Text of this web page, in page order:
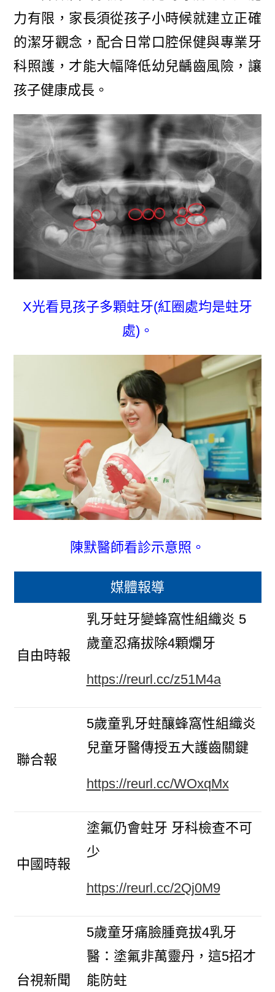
力有限，家長須從孩子小時候就建立正確
的潔牙觀念，配合日常口腔保健與專業牙
科照護，才能大幅降低幼兒齲齒風險，讓
孩子健康成長。
X光看見孩子多顆蛀牙(紅圈處均是蛀牙
處)。
陳默醫師看診示意照。
媒體報導
自由時報
乳牙蛀牙變蜂窩性組織炎 5
歲童忍痛拔除4顆爛牙
https://reurl.cc/z51M4a
聯合報
5歲童乳牙蛀釀蜂窩性組織炎
兒童牙醫傳授五大護齒關鍵
https://reurl.cc/WOxqMx
中國時報
塗氟仍會蛀牙 牙科檢查不可
少
https://reurl.cc/2Qj0M9
台視新聞
5歲童牙痛臉腫竟拔4乳牙
醫：塗氟非萬靈丹，這5招才
能防蛀